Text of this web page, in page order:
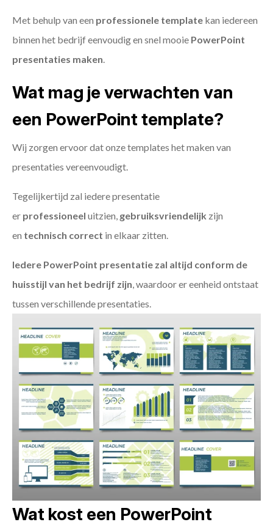
Met behulp van een professionele template kan iedereen
binnen het bedrijf eenvoudig en snel mooie PowerPoint
presentaties maken.
Wat mag je verwachten van
een PowerPoint template?
Wij zorgen ervoor dat onze templates het maken van
presentaties vereenvoudigt.
Tegelijkertijd zal iedere presentatie
er professioneel uitzien, gebruiksvriendelijk zijn
en technisch correct in elkaar zitten.
Iedere PowerPoint presentatie zal altijd conform de
huisstijl van het bedrijf zijn, waardoor er eenheid ontstaat
tussen verschillende presentaties.
Wat kost een PowerPoint